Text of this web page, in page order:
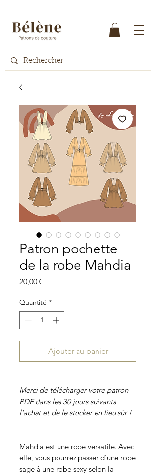
Patron pochette
de la robe Mahdia
20,00 €
Quantité *
Ajouter au panier
Merci de télécharger votre patron
PDF dans les 30 jours suivants
l'achat et de le stocker en lieu sûr !
Mahdia est une robe versatile. Avec
elle, vous pourrez passer d’une robe
sage à une robe sexy selon la